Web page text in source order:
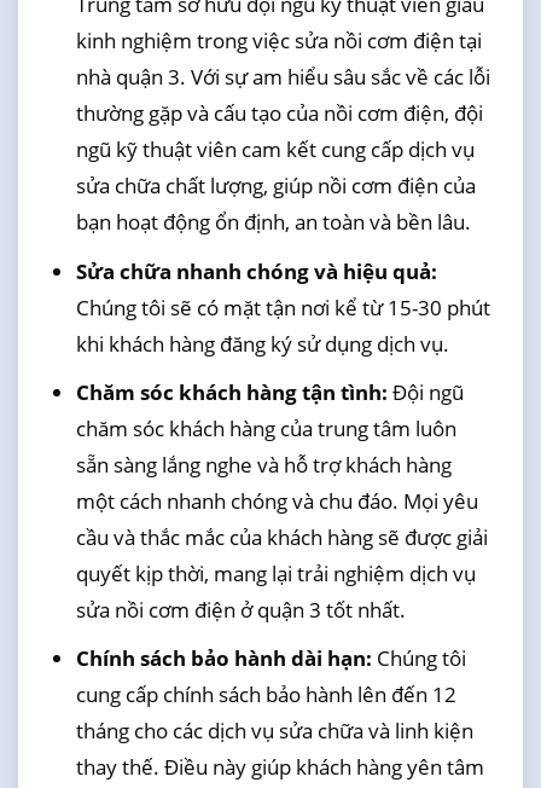
kinh nghiệm trong việc sửa nồi cơm điện tại
nhà quận 3. Với sự am hiểu sâu sắc về các lỗi
thường gặp và cấu tạo của nồi cơm điện, đội
ngũ kỹ thuật viên cam kết cung cấp dịch vụ
sửa chữa chất lượng, giúp nồi cơm điện của
bạn hoạt động ổn định, an toàn và bền lâu.
Sửa chữa nhanh chóng và hiệu quả:
Chúng tôi sẽ có mặt tận nơi kể từ 15-30 phút
khi khách hàng đăng ký sử dụng dịch vụ.
Chăm sóc khách hàng tận tình: Đội ngũ
chăm sóc khách hàng của trung tâm luôn
sẵn sàng lắng nghe và hỗ trợ khách hàng
một cách nhanh chóng và chu đáo. Mọi yêu
cầu và thắc mắc của khách hàng sẽ được giải
quyết kịp thời, mang lại trải nghiệm dịch vụ
sửa nồi cơm điện ở quận 3 tốt nhất.
Chính sách bảo hành dài hạn: Chúng tôi
cung cấp chính sách bảo hành lên đến 12
tháng cho các dịch vụ sửa chữa và linh kiện
thay thế. Điều này giúp khách hàng yên tâm